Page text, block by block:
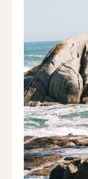
ヴァイスロイ
Viceroy Bali
ラ・リザーブ
La Reserve 1785
ロスト・リン
LOST LINDENBERG
ヒドゥン・ヒ
Hidden Hills Villas